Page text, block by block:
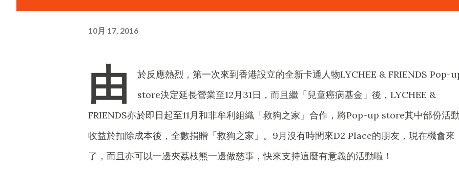
10月 17, 2016
由
於反應熱烈，第一次來到香港設立的全新卡通人物LYCHEE & FRIENDS Pop-
store決定延長營業至12月31日，而且繼「兒童癌病基金」後，LYCHEE &
FRIENDS亦於即日起至11月和非牟利組織「救狗之家」合作，將Pop-up store其中部份活
收益於扣除成本後，全數捐贈「救狗之家」。9月沒有時間來D2 Place的朋友，現在機會來
了，而且亦可以一邊夾荔枝熊一邊做慈事，快來支持這麼有意義的活動啦！